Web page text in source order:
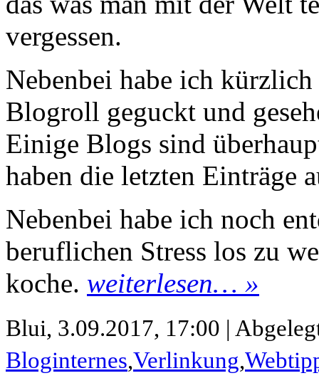
vergessen.
Nebenbei habe ich
Blogroll geguckt und
Einige Blogs sind
haben die letzten Einträge
Nebenbei habe ich noch
beruflichen Stress los zu
koche. weiterlesen… »
Blui, 3.09.2017, 17:00 |
Bloginternes,Verlinkung,